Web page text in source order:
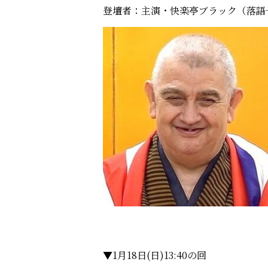
登壇者：主演・快楽亭ブラック（落
▼1月18日(日)13:40の回